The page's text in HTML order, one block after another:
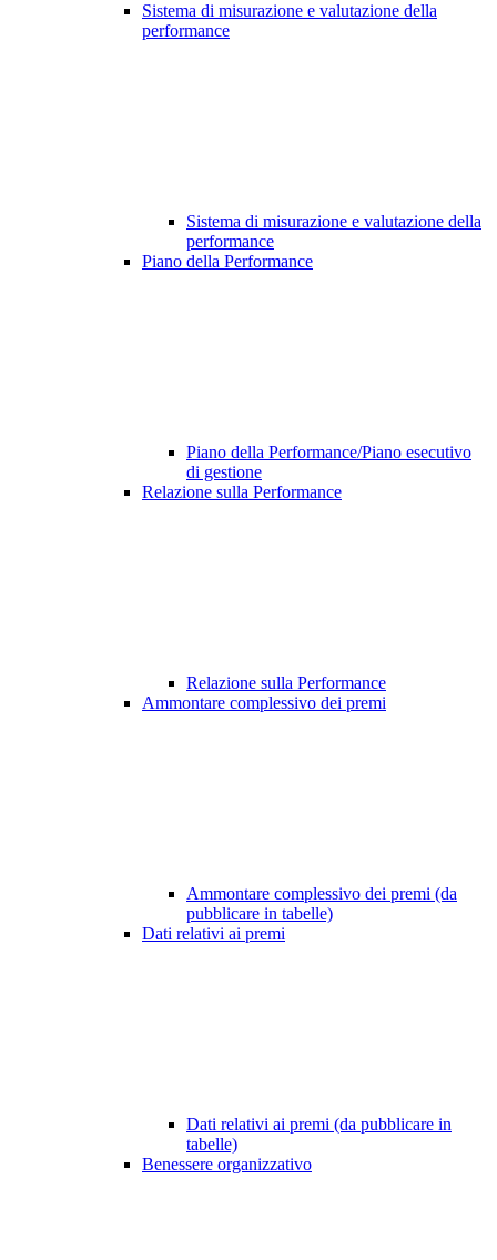
Sistema di misurazione e valutazione della
performance
Sistema di misurazione e valutazione della
performance
Piano della Performance
Piano della Performance/Piano esecutivo
di gestione
Relazione sulla Performance
Relazione sulla Performance
Ammontare complessivo dei premi
Ammontare complessivo dei premi (da
pubblicare in tabelle)
Dati relativi ai premi
Dati relativi ai premi (da pubblicare in
tabelle)
Benessere organizzativo